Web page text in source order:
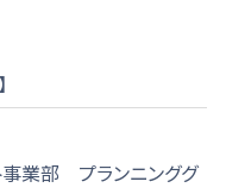
業部 プランニンググ